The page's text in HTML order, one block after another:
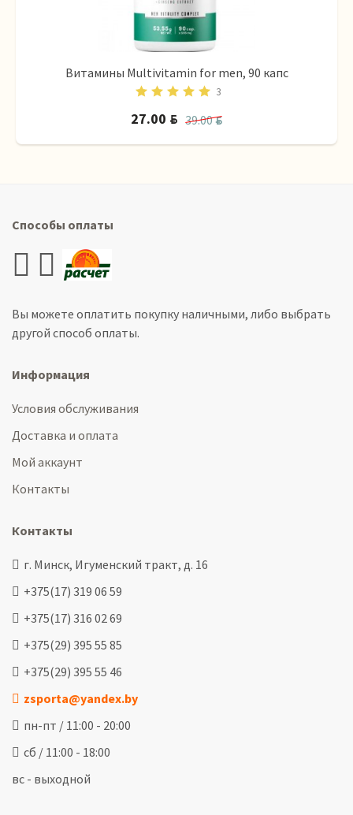
Витамины Multivitamin for men, 90 капс
3
39.00BYN
27.00 BYN
Способы оплаты
Вы можете оплатить покупку наличными, либо выбрать
другой способ оплаты.
Информация
Условия обслуживания
Доставка и оплата
Мой аккаунт
Контакты
Контакты
г. Минск, Игуменский тракт, д. 16
+375(17) 319 06 59
+375(17) 316 02 69
+375(29) 395 55 85
+375(29) 395 55 46
zsporta@yandex.by
пн-пт / 11:00 - 20:00
сб / 11:00 - 18:00
вс - выходной